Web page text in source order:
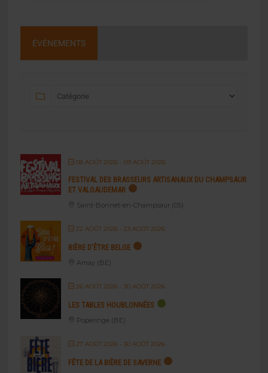
ÉVÉNEMENTS
08 AOÛT 2026- 09 AOÛT 2026
FESTIVAL DES BRASSEURS ARTISANAUX DU CHAMPSAUR
ET VALGAUDEMAR
Saint-Bonnet-en-Champsaur (05)
22 AOÛT 2026- 23 AOÛT 2026
BIÈRE D’ÊTRE BELGE
Amay (BE)
26 AOÛT 2026- 30 AOÛT 2026
LES TABLES HOUBLONNÉES
Poperinge (BE)
27 AOÛT 2026- 30 AOÛT 2026
FÊTE DE LA BIÈRE DE SAVERNE